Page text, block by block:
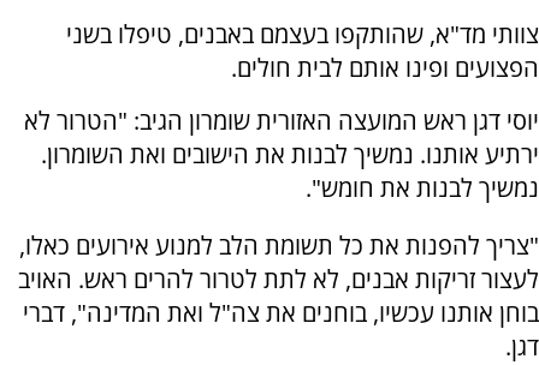
צוותי מד"א, שהותקפו בעצמם באבנים, טיפלו בשני
הפצועים ופינו אותם לבית חולים.
יוסי דגן ראש המועצה האזורית שומרון הגיב: "הטרור לא
ירתיע אותנו. נמשיך לבנות את הישובים ואת השומרון.
נמשיך לבנות את חומש".
"צריך להפנות את כל תשומת הלב למנוע אירועים כאלו,
לעצור זריקות אבנים, לא לתת לטרור להרים ראש. האויב
בוחן אותנו עכשיו, בוחנים את צה"ל ואת המדינה", דברי
דגן.